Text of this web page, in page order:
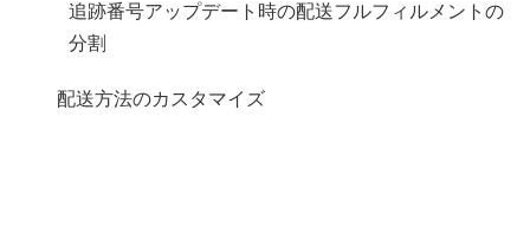
追跡番号アップデート時の配送フルフィルメントの
分割
配送方法のカスタマイズ